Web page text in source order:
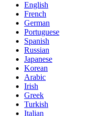
English
French
German
Portuguese
Spanish
Russian
Japanese
Korean
Arabic
Irish
Greek
Turkish
Italian